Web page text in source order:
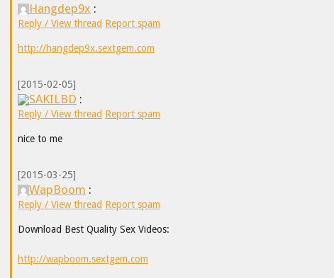
Hangdep9x :
Reply / View thread Report spam
http://hangdep9x.sextgem.com
[2015-02-05]
SAKILBD :
Reply / View thread Report spam
nice to me
[2015-03-25]
WapBoom :
Reply / View thread Report spam
Download Best Quality Sex Videos:
http://wapboom.sextgem.com